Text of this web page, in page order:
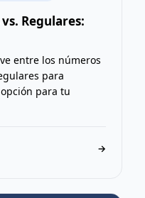
Regulares:
entre los números
para
para tu
→